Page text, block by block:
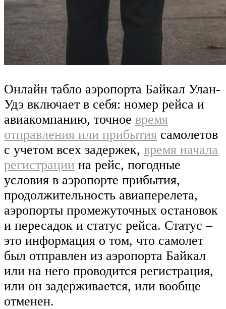
Онлайн табло аэропорта Байкал Улан-
Удэ включает в себя: номер рейса и
авиакомпанию, точное время
отправления или прибытия самолетов
с учетом всех задержек, время начала
регистрации на рейс, погодные
условия в аэропорте прибытия,
продолжительность авиаперелета,
аэропорты промежуточных остановок
и пересадок и статус рейса. Статус –
это информация о том, что самолет
был отправлен из аэропорта Байкал
или на него проводится регистрация,
или он задерживается, или вообще
отменен.